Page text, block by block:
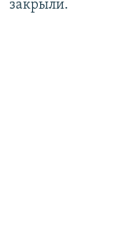
закрыли.